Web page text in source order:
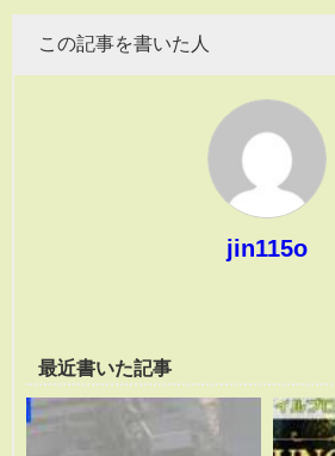
この記事を書いた人
jin115o
最近書いた記事